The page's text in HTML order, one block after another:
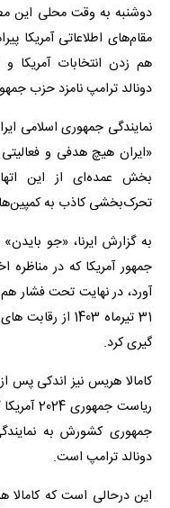
دوشنبه به وقت محلی این
مقام‌های اطلاعاتی آمریکا
هم زدن انتخابات آمریکا و
دونالد ترامپ نامزد حزب جمهوریخواه
نمایندگی جمهوری اسلامی
«ایران هیچ هدفی و فعالیتی
بخش عمده‌ای از این
تحرک‌بخشی کاذب به
جمهور آمریکا که در مناظره
31 تیرماه 1403
گیری کرد.
کامالا هریس نیز اندکی پس از
ریاست
جمهوری کشورش به
دونالد ترامپ است.
این درحالی است که